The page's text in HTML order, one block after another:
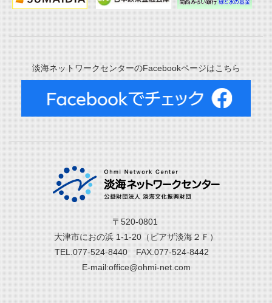
淡海ネットワークセンターのFacebookページはこちら
〒520-0801
大津市におの浜 1-1-20（ピアザ淡海２Ｆ）
TEL.077-524-8440 FAX.077-524-8442
E-mail:office@ohmi-net.com